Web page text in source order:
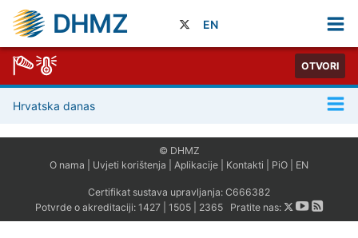
DHMZ EN
OTVORI
Hrvatska danas
© DHMZ
O nama
Uvjeti korištenja Aplikacije Kontakti PiO EN
Certifikat sustava upravljanja: C666382
Potvrde o akreditaciji: 1427| 1505| 2365Pratite nas: